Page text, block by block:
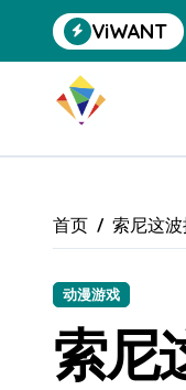
到
ViWANT
首页 索尼这
动漫游戏
索尼